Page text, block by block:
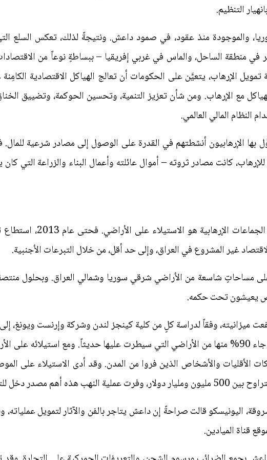
التنظيم.
والموجودة منذ عقود، في صمود داعش. ونتيجةً لذلك، تعكس السلع
في منطقة الساحل، والماس في غربي إفريقيا – ببساطةٍ نوعاً من
الإرهاب، يتعيَّن على الحكومات أن تعالج الهياكل الاقتصادية
مع الإرهاب. ومن شأن تعزيز التنمية، وتحسين الحوكمة، وتضييق
النظام المالي العالمي.
بها الإرهابيون أنشطتهم في القدرة على الوصول إلى مصادر شرعية
كانت مصادر ثروته – أموال عائلته وأعمال البناء والزراعة التي
لكًن الشيء الذي يُحدِث ثورةً حقيقية في موارد
غير المشروع في العراق، وإلى حد أقل، من خلال التبرعات الأجنبية.
مقارنة مع أقل من 500 مليون دولار العام السابق، جاء 90% منها من الأراضي التي سيطرت عليها حديثاً. ومع
الأقليات والأشخاص الذين فروا من المدن. وقد أدى الاستيلاء على
مصدر دخل للتنظيم.
اليونيسكو قالت صراحةً إن داعش يتاجر بالفن والآثار لتمويل عملياته،
قناة الميادين.